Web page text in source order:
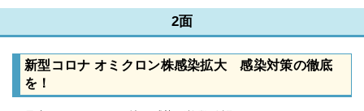
2面
新型コロナ オミクロン株感染拡大 感染対策の徹底
を！